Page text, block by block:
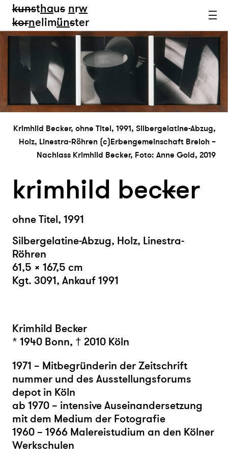
kunsthaus nrw
kornelimünster
Krimhild Becker, ohne Titel, 1991, Silbergelatine-Abzug,
Holz, Linestra-Röhren (c)Erbengemeinschaft Breloh –
Nachlass Krimhild Becker, Foto: Anne Gold, 2019
krimhild becker
ohne Titel, 1991
Silbergelatine-Abzug, Holz, Linestra-
Röhren
61,5 × 167,5 cm
Kgt. 3091, Ankauf 1991
Krimhild Becker
* 1940 Bonn, † 2010 Köln
1971 – Mitbegründerin der Zeitschrift
nummer und des Ausstellungsforums
depot in Köln
ab 1970 – intensive Auseinandersetzung
mit dem Medium der Fotografie
1960 – 1966 Malereistudium an den Kölner
Werkschulen